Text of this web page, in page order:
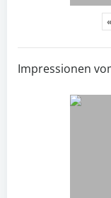
«
Impressionen